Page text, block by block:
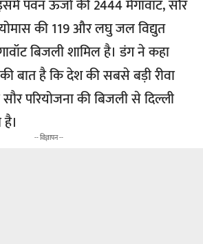
पवन ऊर्जा की 2444 मेगावॉट, सौर
की 119 और लघु जल विद्युत
बिजली शामिल है। डंग ने कहा
बात है कि देश की सबसे बड़ी रीवा
परियोजना की बिजली से दिल्ली
-- विज्ञापन --